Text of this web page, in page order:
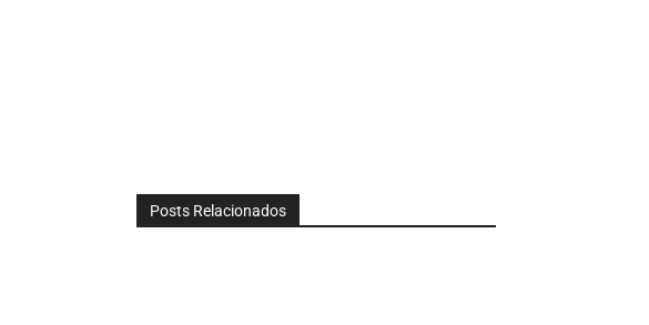
Posts Relacionados